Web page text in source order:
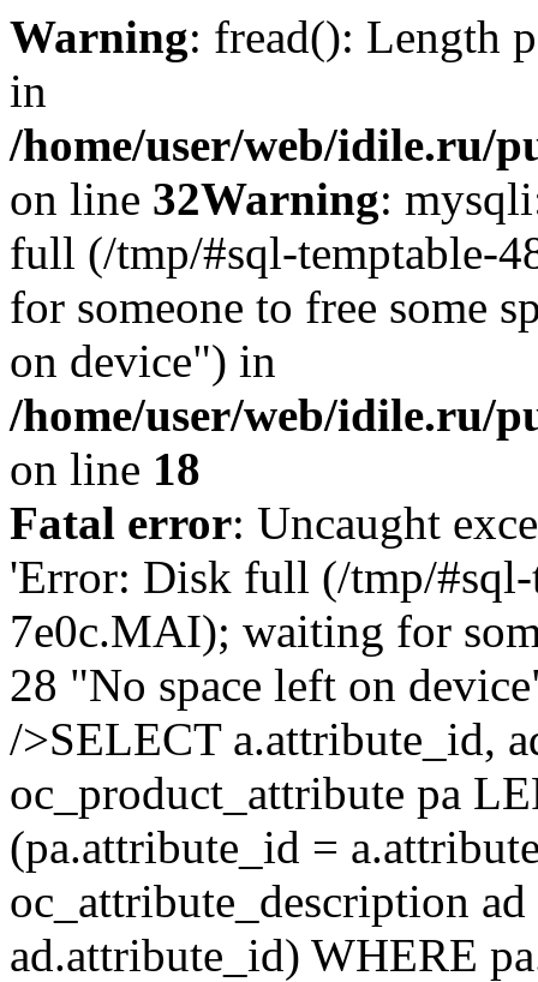
Warning: fread(): Length
in
/home/user/web/idile.ru/
on line 32Warning:
full (/tmp/#sql-temptable-
for someone to free some
on device") in
/home/user/web/idile.ru/
on line 18
Fatal error: Uncaught
'Error: Disk full (/tmp/#sql-
7e0c.MAI); waiting for
28 "No space left on
/>SELECT a.attribute_id,
oc_product_attribute pa
(pa.attribute_id =
oc_attribute_description
ad.attribute_id) WHERE